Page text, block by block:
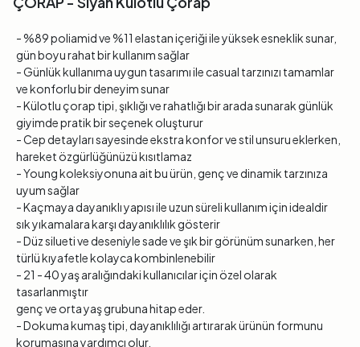
- %89 poliamid ve %11 elastan içeriği ile yüksek esneklik sunar,
gün boyu rahat bir kullanım sağlar
- Günlük kullanıma uygun tasarımı ile casual tarzınızı tamamlar
ve konforlu bir deneyim sunar
- Külotlu çorap tipi, şıklığı ve rahatlığı bir arada sunarak günlük
giyimde pratik bir seçenek oluşturur
- Cep detayları sayesinde ekstra konfor ve stil unsuru eklerken,
hareket özgürlüğünüzü kısıtlamaz
- Young koleksiyonuna ait bu ürün, genç ve dinamik tarzınıza
uyum sağlar
- Kaçmaya dayanıklı yapısı ile uzun süreli kullanım için idealdir
sık yıkamalara karşı dayanıklılık gösterir
- Düz silueti ve deseniyle sade ve şık bir görünüm sunarken, her
türlü kıyafetle kolayca kombinlenebilir
- 21 - 40 yaş aralığındaki kullanıcılar için özel olarak
tasarlanmıştır
genç ve orta yaş grubuna hitap eder.
- Dokuma kumaş tipi, dayanıklılığı artırarak ürünün formunu
korumasına yardımcı olur.